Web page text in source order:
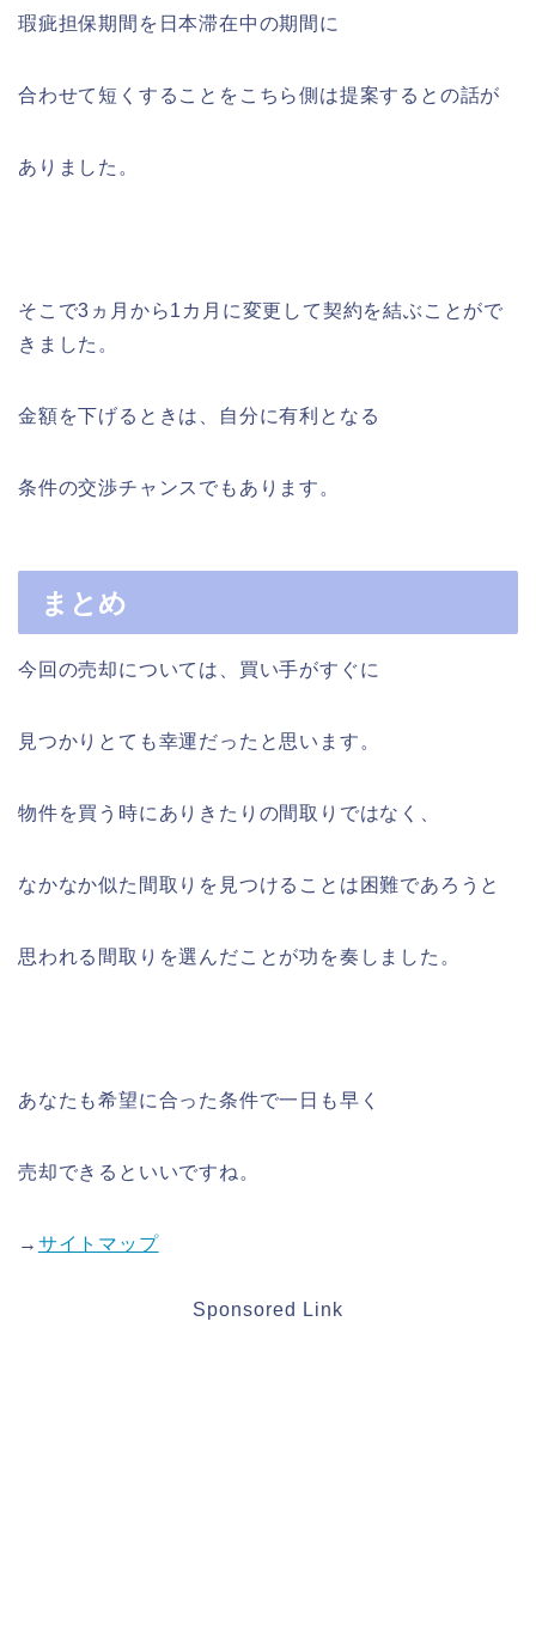
瑕疵担保期間を日本滞在中の期間に
合わせて短くすることをこちら側は提案するとの話が
ありました。
そこで3ヵ月から1カ月に変更して契約を結ぶことがで
きました。
金額を下げるときは、自分に有利となる
条件の交渉チャンスでもあります。
まとめ
今回の売却については、買い手がすぐに
見つかりとても幸運だったと思います。
物件を買う時にありきたりの間取りではなく、
なかなか似た間取りを見つけることは困難であろうと
思われる間取りを選んだことが功を奏しました。
あなたも希望に合った条件で一日も早く
売却できるといいですね。
→ サイトマップ
Sponsored Link